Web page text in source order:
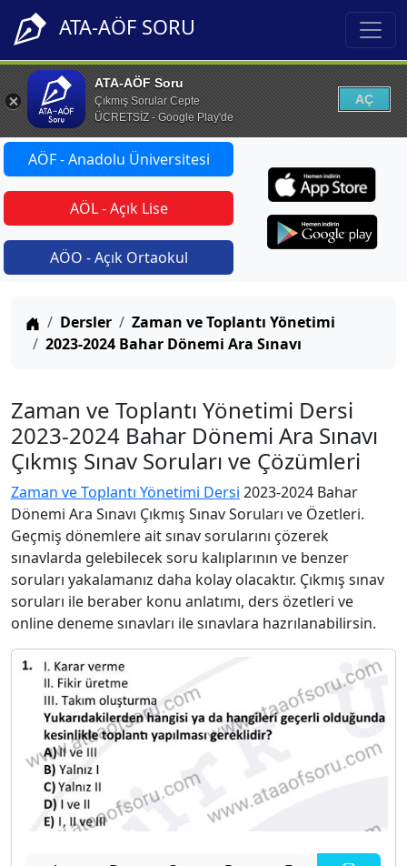
ATA-AÖF SORU
ATA-AÖF Soru
Çıkmış Sorular Cepte
ÜCRETSİZ - Google Play'de
AÇ
AÖF - Anadolu Üniversitesi
AÖL - Açık Lise
AÖO - Açık Ortaokul
Anasayfa
Dersler
Zaman ve Toplantı Yönetimi
2023-2024 Bahar Dönemi Ara Sınavı
Zaman ve Toplantı Yönetimi Dersi
2023-2024 Bahar Dönemi Ara Sınavı
Çıkmış Sınav Soruları ve Çözümleri
Zaman ve Toplantı Yönetimi Dersi 2023-2024 Bahar
Dönemi Ara Sınavı Çıkmış Sınav Soruları ve Özetleri.
Geçmiş dönemlere ait sınav sorularını çözerek
sınavlarda gelebilecek soru kalıplarının ve benzer
soruları yakalamanız daha kolay olacaktır. Çıkmış sınav
soruları ile beraber konu anlatımı, ders özetleri ve
online deneme sınavları ile sınavlara hazrılanabilirsin.